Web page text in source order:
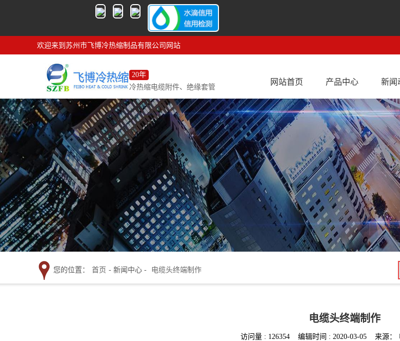
欢迎来到苏州市飞博冷热缩制品有限公司网站
20年
冷热缩电缆附件、绝缘套管
网站首页 产品中心 新闻
您的位置： 首页 - 新闻中心 - 电缆头终端制作
电缆头终端制作
访问量 : 126354 编辑时间 : 2020-03-05 来源：